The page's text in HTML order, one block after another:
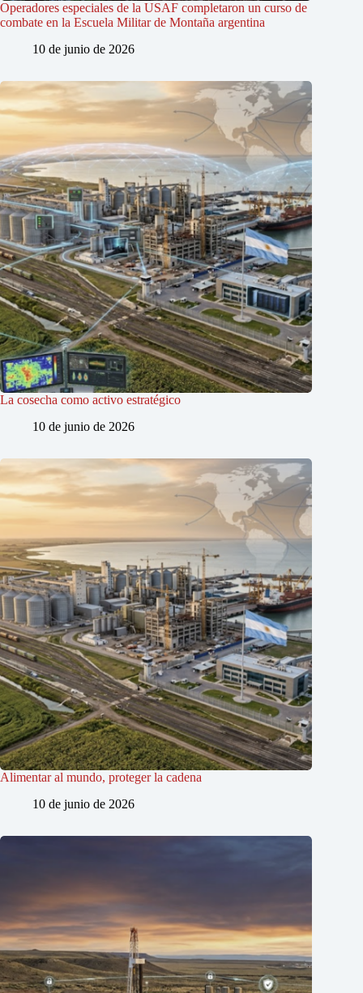
Operadores especiales de la USAF completaron un curso de
combate en la Escuela Militar de Montaña argentina
10 de junio de 2026
La cosecha como activo estratégico
10 de junio de 2026
Alimentar al mundo, proteger la cadena
10 de junio de 2026